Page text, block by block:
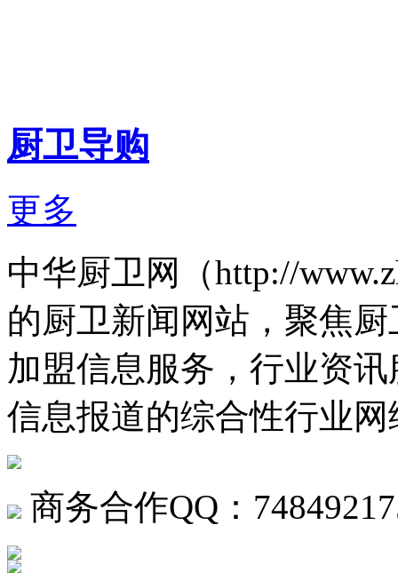
厨卫导购
更多
中华厨卫网（http://
的厨卫新闻网站，聚焦
加盟信息服务，行业资
信息报道的综合性行业
商务合作QQ：